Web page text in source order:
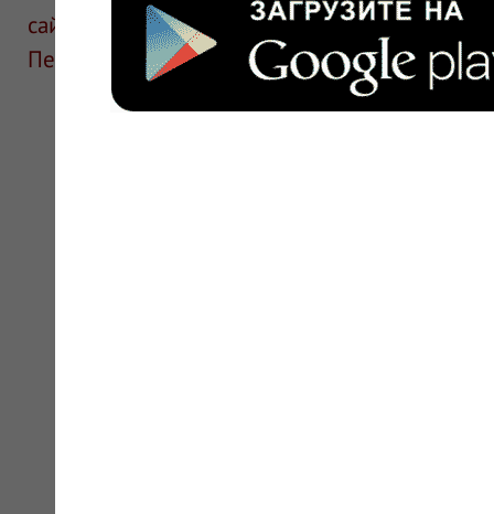
сайте для ознакомления и не является
Перед применением необходима